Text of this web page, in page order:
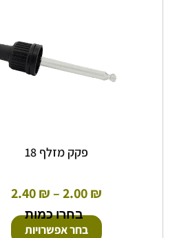
פקק מזלף 18
2.00₪
–
2.40₪
בחרו כמות
בחר אפשרויות
בעמוד
המוצר